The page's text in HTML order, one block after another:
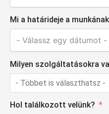
Mi a határideje a
Milyen szolgáltatásokra
Hol találkozott velünk?